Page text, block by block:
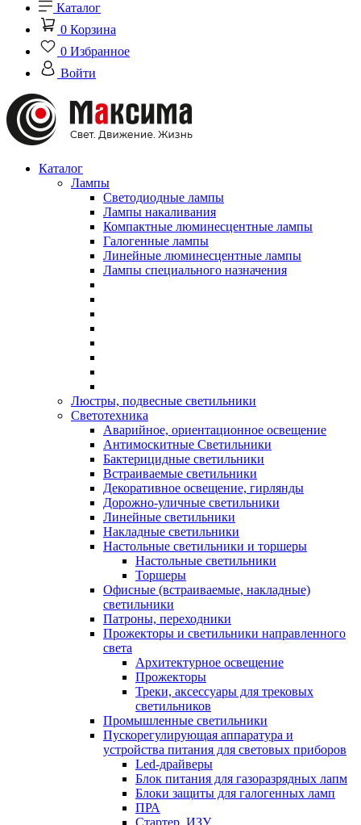
Каталог
0 Корзина
0 Избранное
Войти
Каталог
Лампы
Светодиодные лампы
Лампы накаливания
Компактные люминесцентные лампы
Галогенные лампы
Линейные люминесцентные лампы
Лампы специального назначения
Люстры, подвесные светильники
Светотехника
Аварийное, ориентационное освещение
Антимоскитные Светильники
Бактерицидные светильники
Встраиваемые светильники
Декоративное освещение, гирлянды
Дорожно-уличные светильники
Линейные светильники
Накладные светильники
Настольные светильники и торшеры
Настольные светильники
Торшеры
Офисные (встраиваемые, накладные)
светильники
Патроны, переходники
Прожекторы и светильники направленного
света
Архитектурное освещение
Прожекторы
Треки, аксессуары для трековых
светильников
Промышленные светильники
Пускорегулирующая аппаратура и
устройства питания для световых приборов
Led-драйверы
Блок питания для газоразрядных лапм
Блоки защиты для галогенных ламп
ПРА
Стартер, ИЗУ